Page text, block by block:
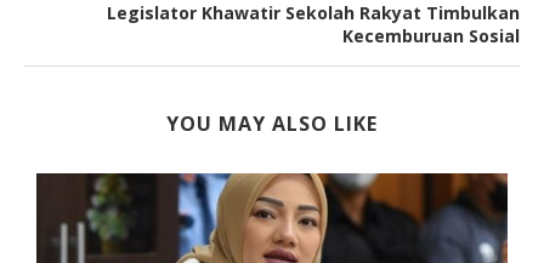
Legislator Khawatir Sekolah Rakyat Timbulkan
Kecemburuan Sosial
YOU MAY ALSO LIKE